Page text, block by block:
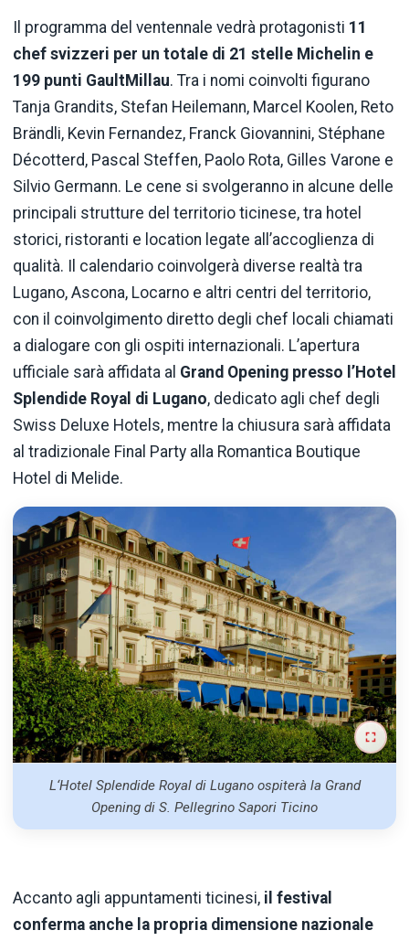
Il programma del ventennale vedrà protagonisti 11
chef svizzeri per un totale di 21 stelle Michelin e
199 punti GaultMillau. Tra i nomi coinvolti figurano
Tanja Grandits, Stefan Heilemann, Marcel Koolen, Reto
Brändli, Kevin Fernandez, Franck Giovannini, Stéphane
Décotterd, Pascal Steffen, Paolo Rota, Gilles Varone e
Silvio Germann. Le cene si svolgeranno in alcune delle
principali strutture del territorio ticinese, tra hotel
storici, ristoranti e location legate all’accoglienza di
qualità. Il calendario coinvolgerà diverse realtà tra
Lugano, Ascona, Locarno e altri centri del territorio,
con il coinvolgimento diretto degli chef locali chiamati
a dialogare con gli ospiti internazionali. L’apertura
ufficiale sarà affidata al Grand Opening presso l’Hotel
Splendide Royal di Lugano, dedicato agli chef degli
Swiss Deluxe Hotels, mentre la chiusura sarà affidata
al tradizionale Final Party alla Romantica Boutique
Hotel di Melide.
L‘Hotel Splendide Royal di Lugano ospiterà la Grand
Opening di S. Pellegrino Sapori Ticino
Accanto agli appuntamenti ticinesi, il festival
conferma anche la propria dimensione nazionale